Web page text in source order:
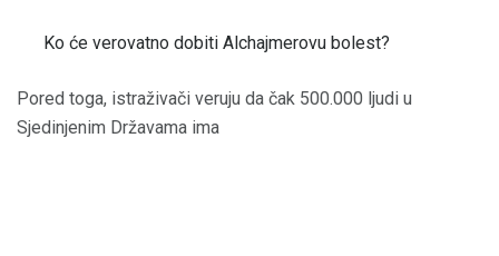
Ko će verovatno dobiti Alchajmerovu bolest?
Pored toga, istraživači veruju da čak 500.000 ljudi u
Sjedinjenim Državama ima